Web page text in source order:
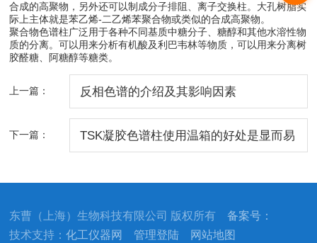
合成的高聚物，另外还可以制成分子排阻、离子交换柱。大孔树脂实
际上主体就是苯乙烯-二乙烯苯聚合物或类似的合成高聚物。
聚合物色谱柱广泛用于各种不同基质中糖分子、糖醇和其他水溶性物
质的分离。可以用来分析有机酸及利巴韦林等物质，可以用来分离树
胶醛糖、阿糖醇等糖类。
上一篇： 反相色谱的介绍及其影响因素
下一篇： TSK凝胶色谱柱使用温箱的好处是显而易
东曹（上海）生物科技有限公司 版权所有备案号：
技术支持：化工仪器网 管理登陆 网站地图